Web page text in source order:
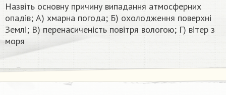
Назвіть основну причину випадання атмосферних
опадів; А) хмарна погода; Б) охолодження поверхні
Землі; В) перенасиченість повітря вологою; Г) вітер з
моря​